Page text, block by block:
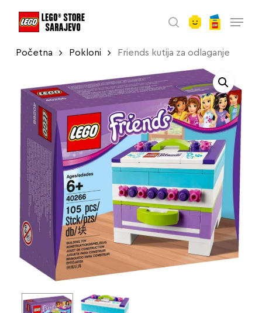
search
Početna Pokloni Friends kutija za odlaganje